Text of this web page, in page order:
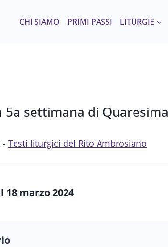
CHI SIAMO PRIMI PASSI LITURGIE
5a settimana di Quaresima
- Testi liturgici del Rito Ambrosiano
18 marzo 2024